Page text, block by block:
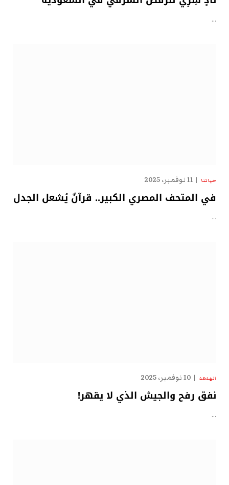
…
حياتنا 11 نوفمبر، 2025
في المتحف المصري الكبير.. قرآنٌ يُشعل الجدل
…
الهدهد 10 نوفمبر، 2025
نفق رفح والجيش الذي لا يقهر!
…